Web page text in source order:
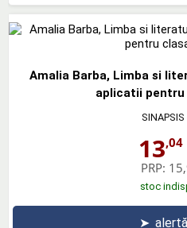
Amalia Barba, Limba si
aplicatii pentru
SINAPSIS
13,04
PRP:
stoc
➤